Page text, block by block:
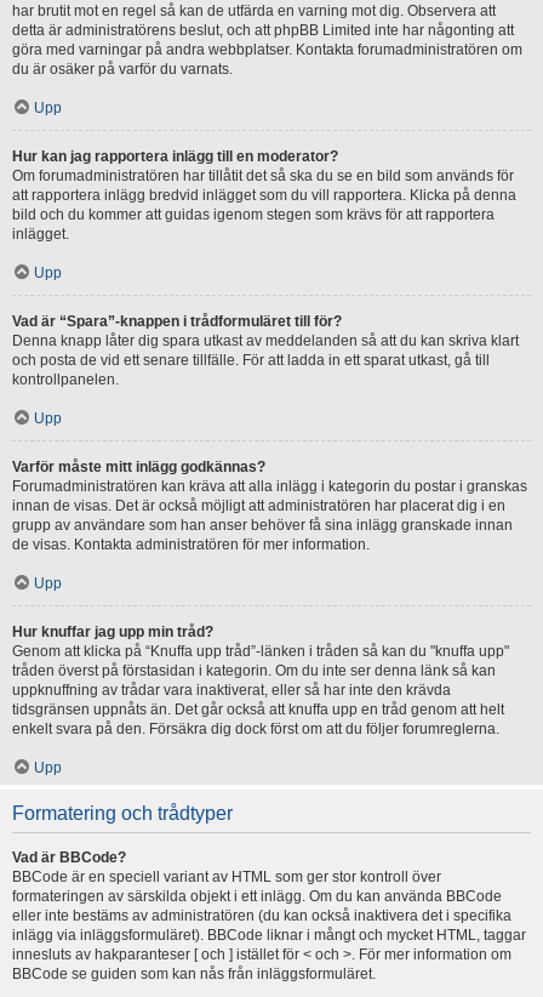
har brutit mot en regel så kan de utfärda en varning mot dig. Observera att
detta är administratörens beslut, och att phpBB Limited inte har någonting att
göra med varningar på andra webbplatser. Kontakta forumadministratören om
du är osäker på varför du varnats.
Upp
Hur kan jag rapportera inlägg till en moderator?
Om forumadministratören har tillåtit det så ska du se en bild som används för
att rapportera inlägg bredvid inlägget som du vill rapportera. Klicka på denna
bild och du kommer att guidas igenom stegen som krävs för att rapportera
inlägget.
Upp
Vad är “Spara”-knappen i trådformuläret till för?
Denna knapp låter dig spara utkast av meddelanden så att du kan skriva klart
och posta de vid ett senare tillfälle. För att ladda in ett sparat utkast, gå till
kontrollpanelen.
Upp
Varför måste mitt inlägg godkännas?
Forumadministratören kan kräva att alla inlägg i kategorin du postar i granskas
innan de visas. Det är också möjligt att administratören har placerat dig i en
grupp av användare som han anser behöver få sina inlägg granskade innan
de visas. Kontakta administratören för mer information.
Upp
Hur knuffar jag upp min tråd?
Genom att klicka på “Knuffa upp tråd”-länken i tråden så kan du "knuffa upp"
tråden överst på förstasidan i kategorin. Om du inte ser denna länk så kan
uppknuffning av trådar vara inaktiverat, eller så har inte den krävda
tidsgränsen uppnåts än. Det går också att knuffa upp en tråd genom att helt
enkelt svara på den. Försäkra dig dock först om att du följer forumreglerna.
Upp
Formatering och trådtyper
Vad är BBCode?
BBCode är en speciell variant av HTML som ger stor kontroll över
formateringen av särskilda objekt i ett inlägg. Om du kan använda BBCode
eller inte bestäms av administratören (du kan också inaktivera det i specifika
inlägg via inläggsformuläret). BBCode liknar i mångt och mycket HTML, taggar
innesluts av hakparanteser [ och ] istället för < och >. För mer information om
BBCode se guiden som kan nås från inläggsformuläret.